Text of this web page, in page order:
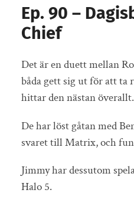
Ep. 90 –
Chief
Det är en duett mellan
båda gett sig ut för att ta
hittar den nästan överallt.
De har löst gåtan med
svaret till Matrix, och
Jimmy har dessutom
Halo 5.